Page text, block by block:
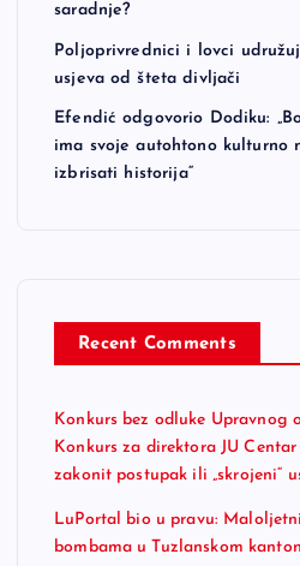
saradnje?
Poljoprivrednici i lovci
usjeva od šteta divljači
Efendić odgovorio Dodiku:
ima svoje autohtono kulturno
izbrisati historija“
Recent Comments
Konkurs bez odluke Upravnog
Konkurs za direktora JU
zakonit postupak ili „skrojeni“
LuPortal bio u pravu:
bombama u Tuzlanskom